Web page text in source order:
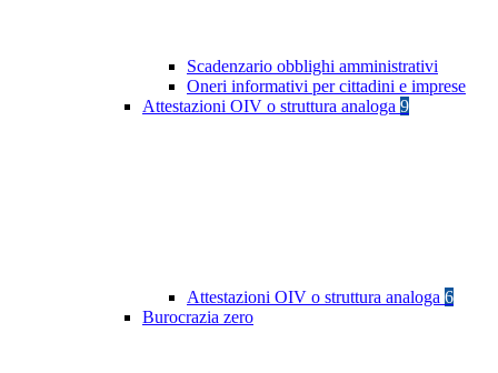
Scadenzario obblighi amministrativi
Oneri informativi per cittadini e imprese
Attestazioni OIV o struttura analoga 9
Attestazioni OIV o struttura analoga 6
Burocrazia zero